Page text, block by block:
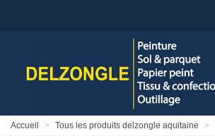
Accueil > Tous les produits delzongle aquitaine >